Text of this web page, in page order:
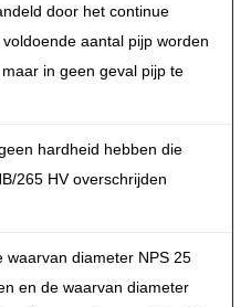
door het continue
aantal pijp worden
in geen geval pijp te
hardheid hebben die
265 HV overschrijden
waarvan diameter NPS 25
en de waarvan diameter